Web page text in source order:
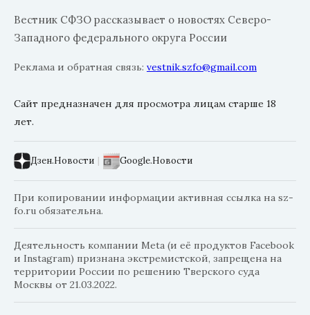
Вестник СФЗО рассказывает о новостях Северо-
Западного федерального округа России
Реклама и обратная связь: vestnik.szfo@gmail.com
Сайт предназначен для просмотра лицам старше 18
лет.
Дзен.Новости | Google.Новости
При копировании информации активная ссылка на sz-
fo.ru обязательна.
Деятельность компании Meta (и её продуктов Facebook
и Instagram) признана экстремистской, запрещена на
территории России по решению Тверского суда
Москвы от 21.03.2022.